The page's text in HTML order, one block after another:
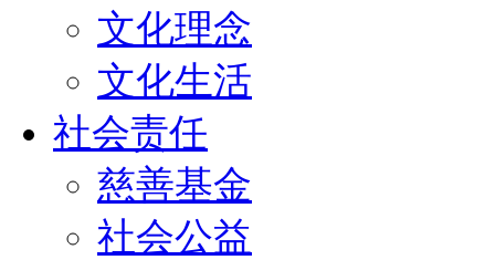
文化理念
文化生活
社会责任
慈善基金
社会公益